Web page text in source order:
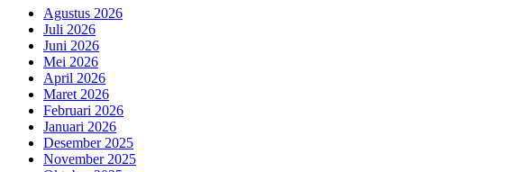
Agustus 2026
Juli 2026
Juni 2026
Mei 2026
April 2026
Maret 2026
Februari 2026
Januari 2026
Desember 2025
November 2025